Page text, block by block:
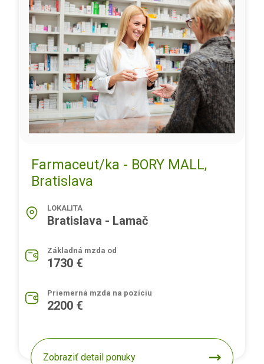
Farmaceut/ka - BORY MALL,
Bratislava
LOKALITA
Bratislava - Lamač
Základná mzda od
1730 €
Priemerná mzda na pozíciu
2200 €
Zobraziť detail ponuky